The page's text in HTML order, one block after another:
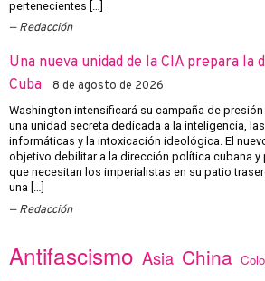
pertenecientes […]
Redacción
Una nueva unidad de la CIA prepara la
Cuba
8 de agosto de 2026
Washington intensificará su campaña de
una unidad secreta dedicada a la inteligencia,
informáticas y la intoxicación ideológica. El
objetivo debilitar a la dirección política cubana
que necesitan los imperialistas en su patio
una […]
Redacción
Antifascismo Asia China